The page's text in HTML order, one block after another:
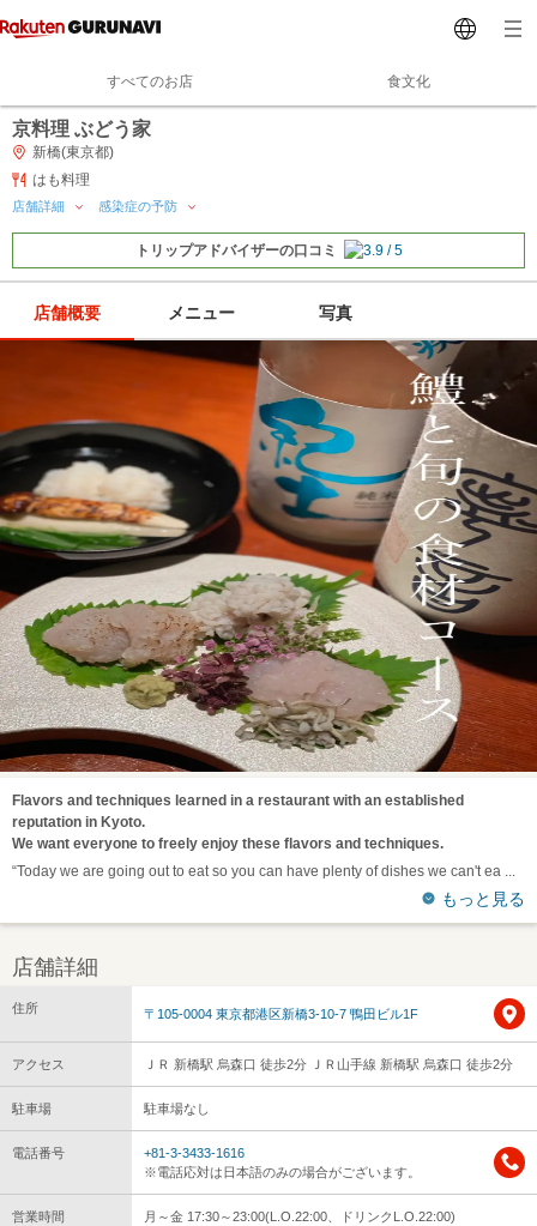
すべてのお店 食文化
京料理 ぶどう家
新橋(東京都)
はも料理
店舗詳細 感染症の予防
トリップアドバイザーの口コミ
店舗概要 メニュー 写真
Flavors and techniques learned in a restaurant with an established
reputation in Kyoto.
We want everyone to freely enjoy these flavors and techniques.
“Today we are going out to eat so you can have plenty of dishes we can't ea
もっと見る
店舗詳細
住所 〒105-0004 東京都港区新橋3-10-7 鴨田ビル1F
アクセス ＪＲ 新橋駅 烏森口 徒歩2分 ＪＲ山手線 新橋駅 烏森口 徒歩2分
駐車場 駐車場なし
電話番号
+81-3-3433-1616
※電話応対は日本語のみの場合がございます。
営業時間
月～金 17:30～23:00(L.O.22:00、ドリンクL.O.22:00)